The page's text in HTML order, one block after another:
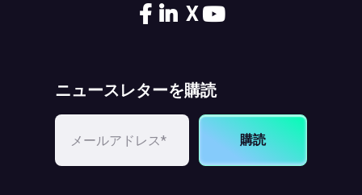
X
ニュースレターを購読
購読